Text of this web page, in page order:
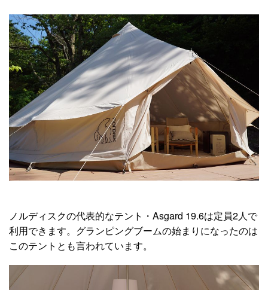
ノルディスクの代表的なテント・Asgard 19.6は定員2人で
利用できます。グランピングブームの始まりになったのは
このテントとも言われています。